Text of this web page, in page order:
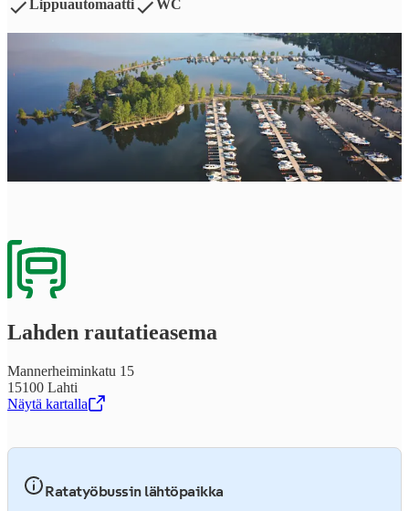
Lippuautomaatti WC
Lahden rau­ta­tie­a­se­ma
Mannerheiminkatu 15
15100 Lahti
Näytä kartalla
,Avataan uudessa välilehdessä
Ratatyöbussin lähtöpaikka